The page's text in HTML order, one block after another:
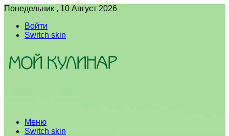
Понедельник , 10 Август 2026
Войти
Switch skin
Меню
Switch skin